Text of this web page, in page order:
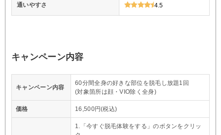
通いやすさ 4.5
キャンペーン内容
キャンペーン内容
60分間全身の好きな部位を脱毛し放題1回
(対象箇所は顔・VIO除く全身)
価格 16,500円(税込)
1.「今すぐ脱毛体験をする」のボタンをクリッ